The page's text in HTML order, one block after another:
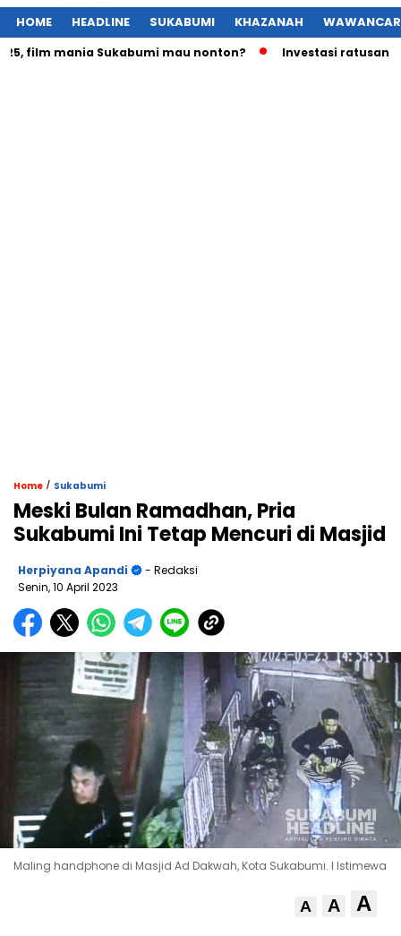
HOME HEADLINE SUKABUMI KHAZANAH
mania Sukabumi mau nonton? Investasi ratusan
Home / Sukabumi
Meski Bulan Ramadhan, Pria
Sukabumi Ini Tetap Mencuri di Masjid
Herpiyana Apandi
- Redaksi
Senin, 10 April 2023
Maling handphone di Masjid Ad Dakwah, Kota Sukabumi. l Istimewa
A A A